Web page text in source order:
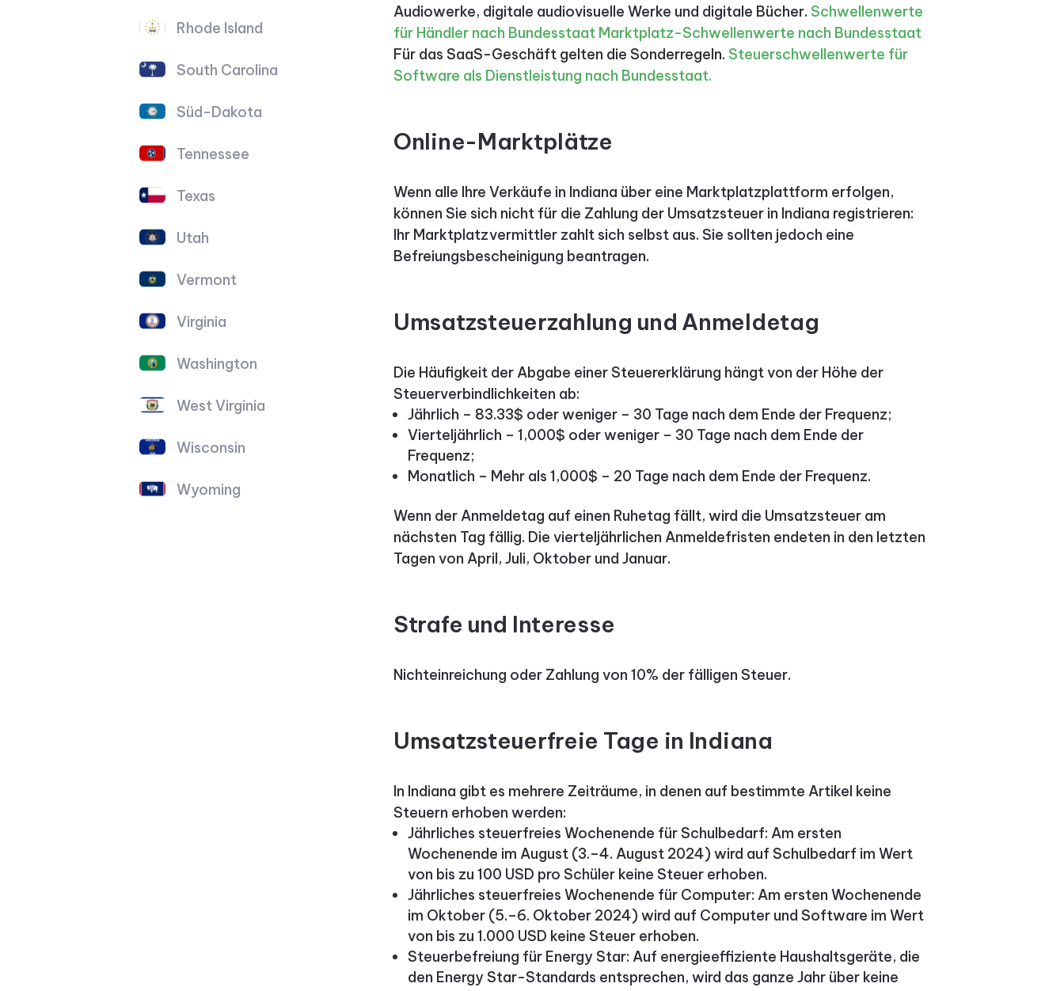
Rhode Island
South Carolina
Süd-Dakota
Tennessee
Texas
Utah
Vermont
Virginia
Washington
West Virginia
Wisconsin
Wyoming
Audiowerke, digitale audiovisuelle Werke und digitale Bücher. Schwellenwerte
für Händler nach Bundesstaat Marktplatz-Schwellenwerte nach Bundesstaat
Für das SaaS-Geschäft gelten die Sonderregeln. Steuerschwellenwerte für
Software als Dienstleistung nach Bundesstaat.
Online-Marktplätze
Wenn alle Ihre Verkäufe in Indiana über eine Marktplatzplattform erfolgen,
können Sie sich nicht für die Zahlung der Umsatzsteuer in Indiana registrieren:
Ihr Marktplatzvermittler zahlt sich selbst aus. Sie sollten jedoch eine
Befreiungsbescheinigung beantragen.
Umsatzsteuerzahlung und Anmeldetag
Die Häufigkeit der Abgabe einer Steuererklärung hängt von der Höhe der
Steuerverbindlichkeiten ab:
Jährlich – 83.33$ oder weniger – 30 Tage nach dem Ende der Frequenz;
Vierteljährlich – 1,000$ oder weniger – 30 Tage nach dem Ende der
Frequenz;
Monatlich – Mehr als 1,000$ – 20 Tage nach dem Ende der Frequenz.
Wenn der Anmeldetag auf einen Ruhetag fällt, wird die Umsatzsteuer am
nächsten Tag fällig. Die vierteljährlichen Anmeldefristen endeten in den letzten
Tagen von April, Juli, Oktober und Januar.
Strafe und Interesse
Nichteinreichung oder Zahlung von 10% der fälligen Steuer.
Umsatzsteuerfreie Tage in Indiana
In Indiana gibt es mehrere Zeiträume, in denen auf bestimmte Artikel keine
Steuern erhoben werden:
Jährliches steuerfreies Wochenende für Schulbedarf: Am ersten
Wochenende im August (3.–4. August 2024) wird auf Schulbedarf im Wert
von bis zu 100 USD pro Schüler keine Steuer erhoben.
Jährliches steuerfreies Wochenende für Computer: Am ersten Wochenende
im Oktober (5.–6. Oktober 2024) wird auf Computer und Software im Wert
von bis zu 1.000 USD keine Steuer erhoben.
Steuerbefreiung für Energy Star: Auf energieeffiziente Haushaltsgeräte, die
den Energy Star-Standards entsprechen, wird das ganze Jahr über keine